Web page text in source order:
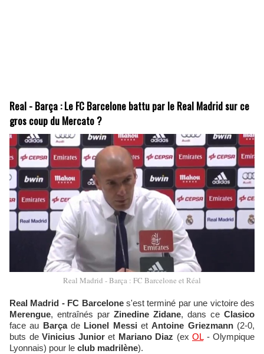
Real - Barça : Le FC Barcelone battu par le Real Madrid sur ce
gros coup du Mercato ?
Real Madrid - Barça : FC Barcelone et Réal
Real Madrid - FC Barcelones'est terminé par une victoire des
Merengue, entraînés par Zinedine Zidane, dans ce Clasico
face au Barçade Lionel MessietAntoine Griezmann(2-0,
buts de Vinicius Junioret Mariano Diaz (ex OL- Olympique
Lyonnais) pour le club madrilène).